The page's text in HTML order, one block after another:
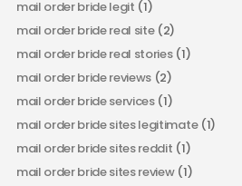
mail order bride legit (1)
mail order bride real site(2)
mail order bride real stories(1)
mail order bride reviews (2)
mail order bride services(1)
mail order bride sites legitimate(1)
mail order bride sites reddit (1)
mail order bride sites review(1)